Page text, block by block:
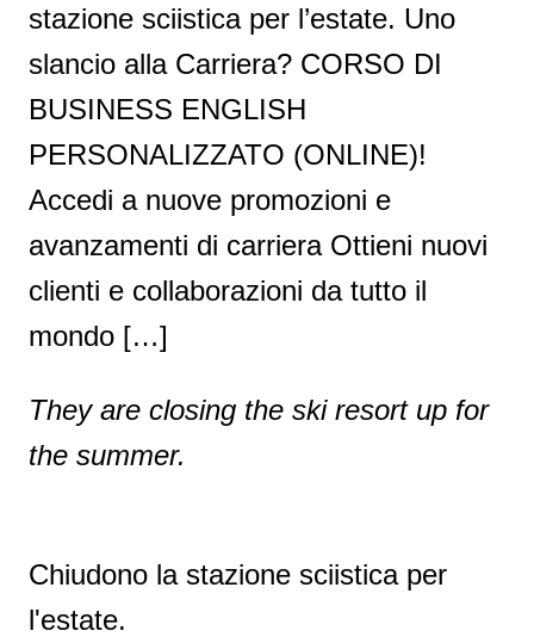
stazione sciistica per l’estate. Uno
slancio alla Carriera? CORSO DI
BUSINESS ENGLISH
PERSONALIZZATO (ONLINE)!
Accedi a nuove promozioni e
avanzamenti di carriera Ottieni nuovi
clienti e collaborazioni da tutto il
mondo […]
They are closing the ski resort up for
the summer.
Chiudono la stazione sciistica per
l'estate.